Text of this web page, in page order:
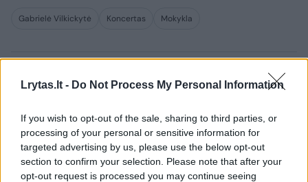
Lrytas.lt - Do Not Process My Personal Information
If you wish to opt-out of the sale, sharing to third parties, or
processing of your personal or sensitive information for
targeted advertising by us, please use the below opt-out
section to confirm your selection. Please note that after your
opt-out request is processed you may continue seeing
Gabrielė Vilkickytė Koncertas Mokykla
Komentuoti po šiuo straipsniu
Komentuoti gali tik Lrytas registruoti vartotojai.
Prisijunkite prie registruotų vartotojų
bendruomenės ir bendraukite komentaruose!